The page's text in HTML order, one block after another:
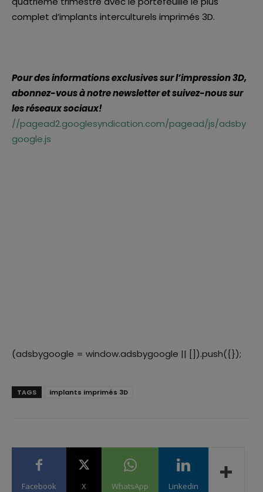
complet d’implants interculturels imprimés 3D.
Pour des informations exclusives sur l’impression 3D,
abonnez-vous à notre newsletter et suivez-nous sur
les réseaux sociaux!
//pagead2.googlesyndication.com/pagead/js/adsby
google.js
(adsbygoogle = window.adsbygoogle || []).push({});
TAGS implants imprimés 3D
Facebook X WhatsApp Linkedin